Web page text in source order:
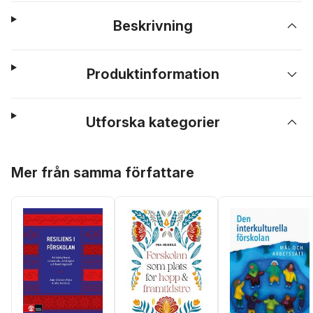
Beskrivning
Produktinformation
Utforska kategorier
Mer från samma författare